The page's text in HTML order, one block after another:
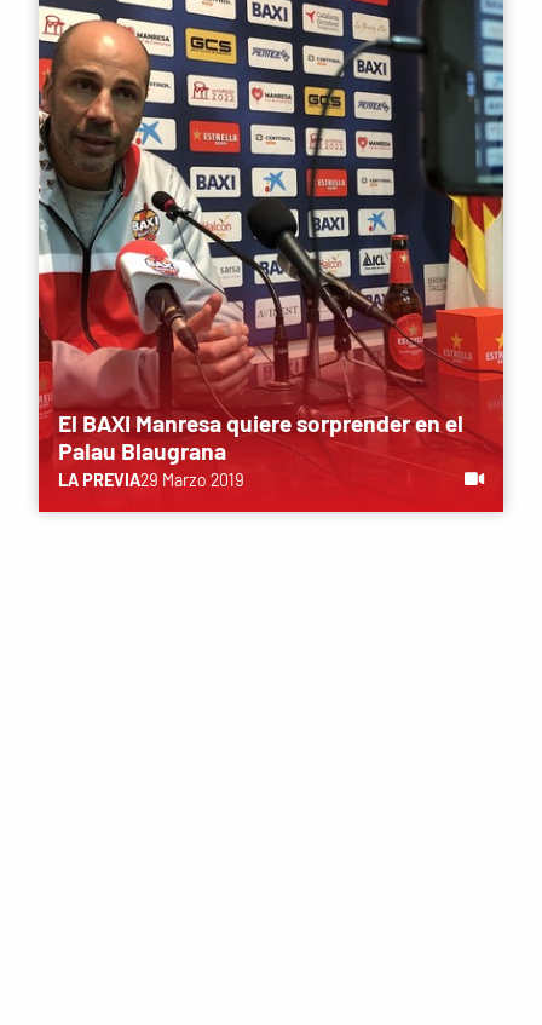
El BAXI Manresa quiere sorprender en el
Palau Blaugrana
LA PREVIA29 Marzo 2019